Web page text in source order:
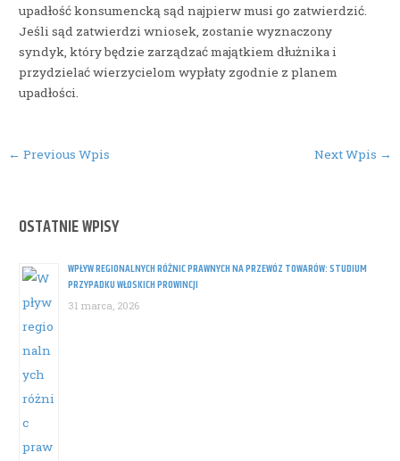
OSTATNIE WPISY
WPŁYW REGIONALNYCH RÓŻNIC PRAWNYCH NA PRZEWÓZ TOWARÓW: STUDIUM
PRZYPADKU WŁOSKICH PROWINCJI
31 marca, 2026
upadłość konsumencką sąd najpierw musi go zatwierdzić.
Jeśli sąd zatwierdzi wniosek, zostanie wyznaczony
syndyk, który będzie zarządzać majątkiem dłużnika i
przydzielać wierzycielom wypłaty zgodnie z planem
upadłości.
Post
← Previous Wpis Next Wpis →